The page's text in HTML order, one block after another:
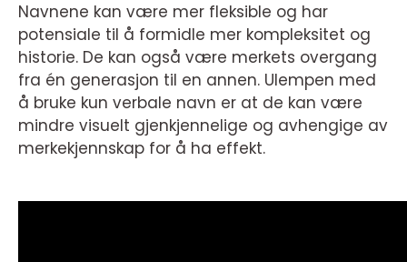
Navnene kan være mer fleksible og har
potensiale til å formidle mer kompleksitet og
historie. De kan også være merkets overgang
fra én generasjon til en annen. Ulempen med
å bruke kun verbale navn er at de kan være
mindre visuelt gjenkjennelige og avhengige av
merkekjennskap for å ha effekt.